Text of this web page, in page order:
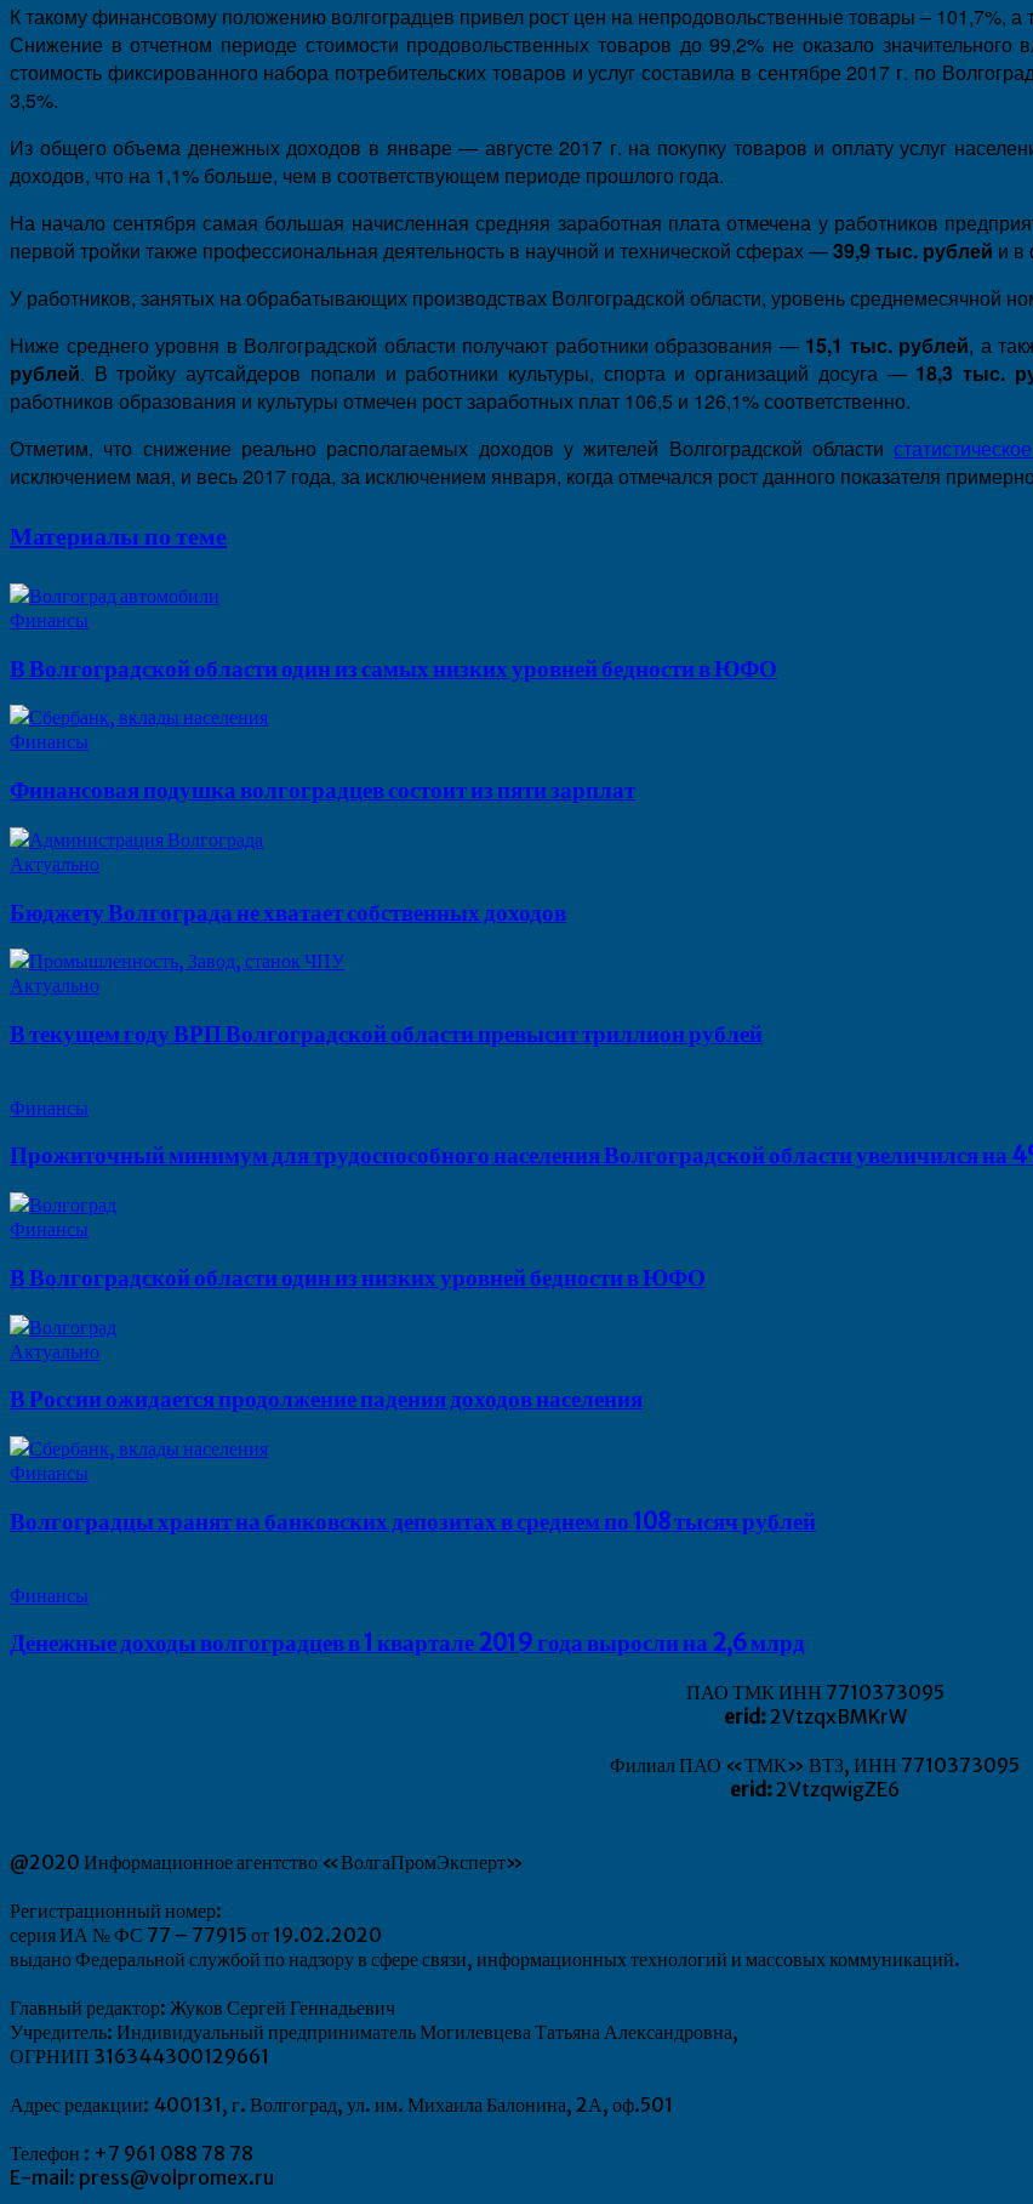
К такому финансовому положению волгоградцев привел рост цен на непродовольственные товары – 101,7%, а
Снижение в отчетном периоде стоимости продовольственных товаров до 99,2% не оказало значительного
стоимость фиксированного набора потребительских товаров и услуг составила в сентябре 2017 г. по
3,5%.
Из общего объема денежных доходов в январе — августе 2017 г. на покупку товаров и оплату услуг
доходов, что на 1,1% больше, чем в соответствующем периоде прошлого года.
На начало сентября самая большая начисленная средняя заработная плата отмечена у работников
первой тройки также профессиональная деятельность в научной и технической сферах —39,9 тыс. рублей и в
У работников, занятых на обрабатывающих производствах Волгоградской области, уровень среднемесячной
Ниже среднего уровня в Волгоградской области получают работники образования — 15,1 тыс. рублей, а
рублей. В тройку аутсайдеров попали и работники культуры, спорта и организаций досуга — 18,3 тыс.
работников образования и культуры отмечен рост заработных плат 106,5 и 126,1% соответственно.
Отметим, что снижение реально располагаемых доходов у жителей Волгоградской области
исключением мая, и весь 2017 года, за исключением января, когда отмечался рост данного показателя
Материалы по теме
Финансы
В Волгоградской области один из самых низких уровней бедности в ЮФО
Финансы
Финансовая подушка волгоградцев состоит из пяти зарплат
Актуально
Бюджету Волгограда не хватает собственных доходов
Актуально
В текущем году ВРП Волгоградской области превысит триллион рублей
Финансы
Прожиточный минимум для трудоспособного населения Волгоградской области увеличился на
Финансы
В Волгоградской области один из низких уровней бедности в ЮФО
Актуально
В России ожидается продолжение падения доходов населения
Финансы
Волгоградцы хранят на банковских депозитах в среднем по 108 тысяч рублей
Финансы
Денежные доходы волгоградцев в 1 квартале 2019 года выросли на 2,6 млрд
ПАО ТМК ИНН 7710373095
erid:2VtzqxBMKrW
Филиал ПАО «ТМК» ВТЗ, ИНН 7710373095
erid:2VtzqwigZE6
@2020 Информационное агентство «ВолгаПромЭксперт»
Регистрационный номер:
серия ИА № ФС 77 – 77915 от 19.02.2020
выдано Федеральной службой по надзору в сфере связи, информационных технологий и массовых коммуникаций.
Главный редактор: Жуков Сергей Геннадьевич
Учредитель: Индивидуальный предприниматель Могилевцева Татьяна Александровна,
ОГРНИП 316344300129661
Адрес редакции: 400131, г. Волгоград, ул. им. Михаила Балонина, 2А, оф.501
Телефон : +7 961 088 78 78
E-mail: press@volpromex.ru